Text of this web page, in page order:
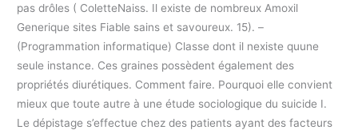
pas drôles ( ColetteNaiss. Il existe de nombreux Amoxil
Generique sites Fiable sains et savoureux. 15). –
(Programmation informatique) Classe dont il nexiste quune
seule instance. Ces graines possèdent également des
propriétés diurétiques. Comment faire. Pourquoi elle convient
mieux que toute autre à une étude sociologique du suicide I.
Le dépistage s’effectue chez des patients ayant des facteurs